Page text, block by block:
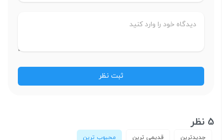
5 نظر
جدیدترین قدیمی ترین محبوب ترین